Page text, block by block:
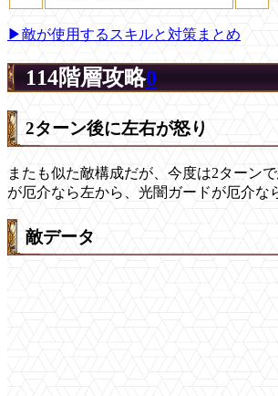
▶敵が使用するスキルと対策まとめ
114階層攻略0
2ターン後に左右が怒り
またも似た敵構成だが、今度は2ターン
が厄介なら左から、光闇ガードが厄介な
敵データ